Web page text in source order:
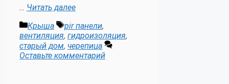
… Читать далее
Рубрики
Крыша Метки
pir панели,
вентиляция, гидроизоляция,
старый дом, черепица
Оставьте комментарий